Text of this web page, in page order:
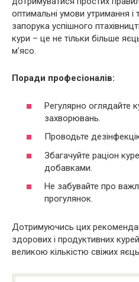
оптимальні умови утримання і
запорука успішного
кури – це не тільки більше
м’ясо.
Поради професіоналів:
Регулярно оглядайте
захворювань.
Проводьте
Збагачуйте раціон
добавками.
Не забувайте про
прогулянок.
Дотримуючись цих
здорових і продуктивних
великою кількістю свіжих